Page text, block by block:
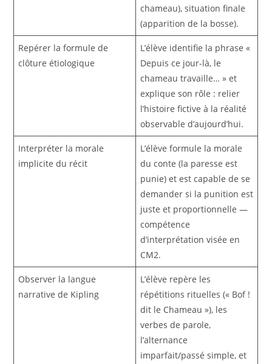
chameau), situation finale
(apparition de la bosse).
Repérer la formule de
clôture étiologique
L’élève identifie la phrase «
Depuis ce jour-là, le
chameau travaille… » et
explique son rôle : relier
l’histoire fictive à la réalité
observable d’aujourd’hui.
Interpréter la morale
implicite du récit
L’élève formule la morale
du conte (la paresse est
punie) et est capable de se
demander si la punition est
juste et proportionnelle —
compétence
d’interprétation visée en
CM2.
Observer la langue
narrative de Kipling
L’élève repère les
répétitions rituelles (« Bof !
dit le Chameau »), les
verbes de parole,
l’alternance
imparfait/passé simple, et